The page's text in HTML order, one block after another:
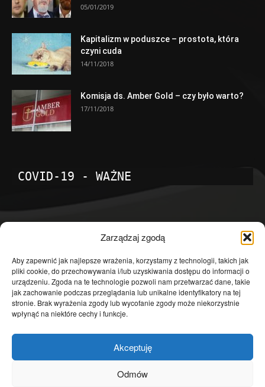
Zarządzaj zgodą
Aby zapewnić jak najlepsze wrażenia, korzystamy z technologii, takich jak
pliki cookie, do przechowywania i/lub uzyskiwania dostępu do informacji o
urządzeniu. Zgoda na te technologie pozwoli nam przetwarzać dane, takie
jak zachowanie podczas przeglądania lub unikalne identyfikatory na tej
stronie. Brak wyrażenia zgody lub wycofanie zgody może niekorzystnie
wpłynąć na niektóre cechy i funkcje.
Akceptuję
Odmów
05/01/2019
Kapitalizm w poduszce – prostota, która
czyni cuda
14/11/2018
Komisja ds. Amber Gold – czy było warto?
17/11/2018
COVID-19 - WAŻNE
Temat dnia
4601
Publicystyka
4363
Polityka
3639
Polska
Społeczeństwo
2823